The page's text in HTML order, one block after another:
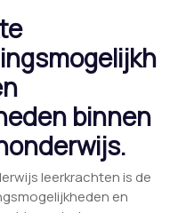
binnen
leerkrachten is de
en